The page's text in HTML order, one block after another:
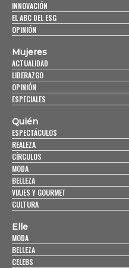
INNOVACIÓN
EL ABC DEL ESG
OPINIÓN
Mujeres
ACTUALIDAD
LIDERAZGO
OPINIÓN
ESPECIALES
Quién
ESPECTÁCULOS
REALEZA
CÍRCULOS
MODA
BELLEZA
VIAJES Y GOURMET
CULTURA
Elle
MODA
BELLEZA
CELEBS